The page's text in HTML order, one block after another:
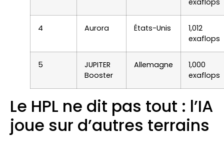
4 Aurora États-Unis
1,012
exaflops
5
JUPITER
Booster
Allemagne
1,000
exaflops
Le HPL ne dit pas tout : l’IA
joue sur d’autres terrains